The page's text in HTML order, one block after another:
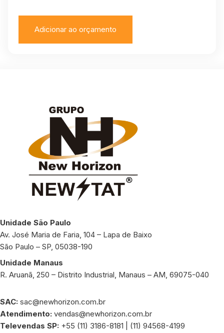
Adicionar ao orçamento
Unidade São Paulo
Av. José Maria de Faria, 104 – Lapa de Baixo
São Paulo – SP, 05038-190
Unidade Manaus
R. Aruanã, 250 – Distrito Industrial, Manaus – AM, 69075-040
SAC: sac@newhorizon.com.br
Atendimento: vendas@newhorizon.com.br
Televendas SP: +55 (11) 3186-8181 | (11) 94568-4199